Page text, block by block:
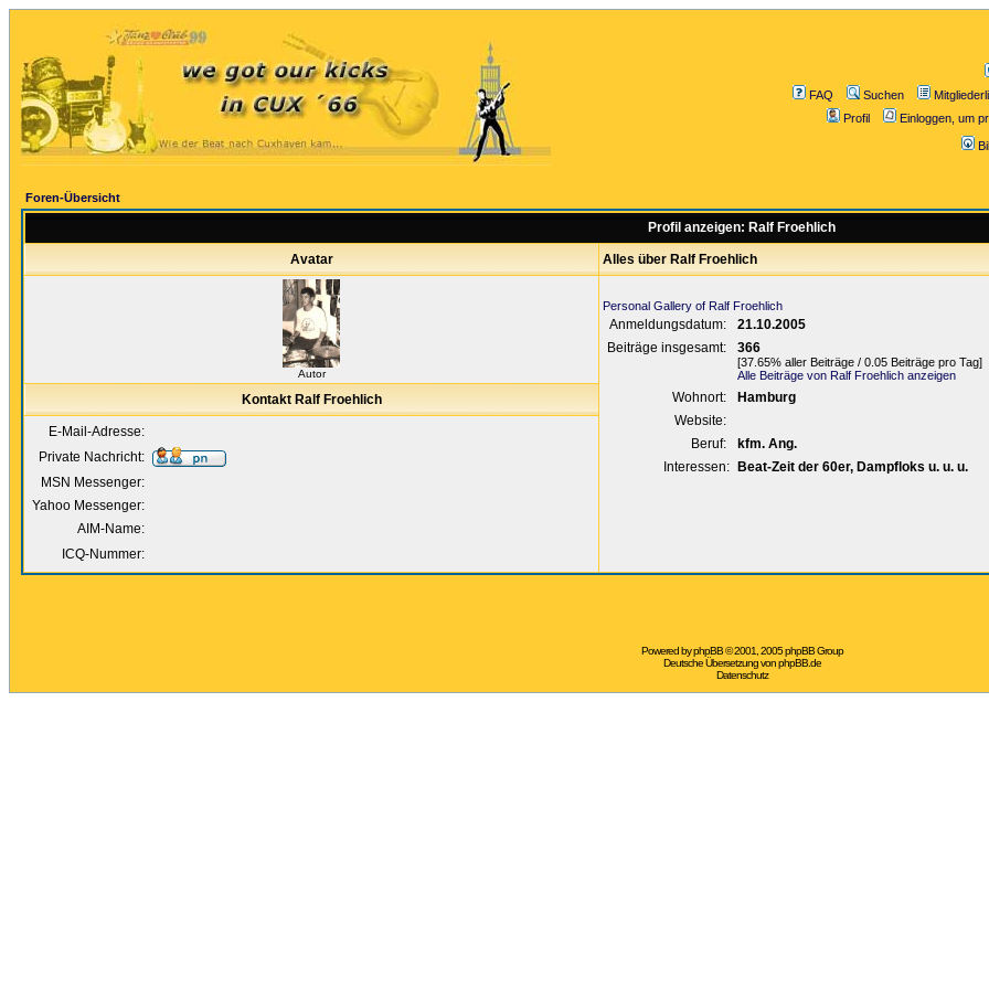
FAQ
Suchen
Profil
Einloggen, um
Foren-Übersicht
Profil anzeigen: Ralf Froehlich
Avatar Alles über Ralf Froehlich
Autor
Personal Gallery of Ralf Froehlich
Anmeldungsdatum:
21.10.2005
Beiträge insgesamt:
366
[37.65% aller Beiträge / 0.05 Beiträge pro Tag]
Alle Beiträge von Ralf Froehlich anzeigen
Wohnort:
Hamburg
Website:
Beruf:
kfm. Ang.
Interessen:
Beat-Zeit der 60er, Dampfloks u. u. u.
Kontakt Ralf Froehlich
E-Mail-Adresse:
Private Nachricht:
MSN Messenger:
Yahoo Messenger:
AIM-Name:
ICQ-Nummer:
Powered byphpBB© 2001, 2005 phpBB Group
Deutsche Übersetzung vonphpBB.de
Datenschutz